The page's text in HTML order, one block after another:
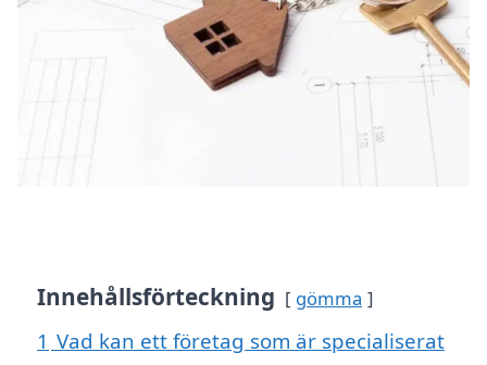
Innehållsförteckning gömma
1 Vad kan ett företag som är specialiserat